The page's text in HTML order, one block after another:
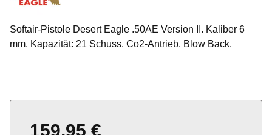
Softair-Pistole Desert Eagle .50AE Version II. Kaliber 6
mm. Kapazität: 21 Schuss. Co2-Antrieb. Blow Back.
159,95 €